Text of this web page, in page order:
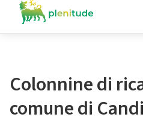
Colonnine di
comune di